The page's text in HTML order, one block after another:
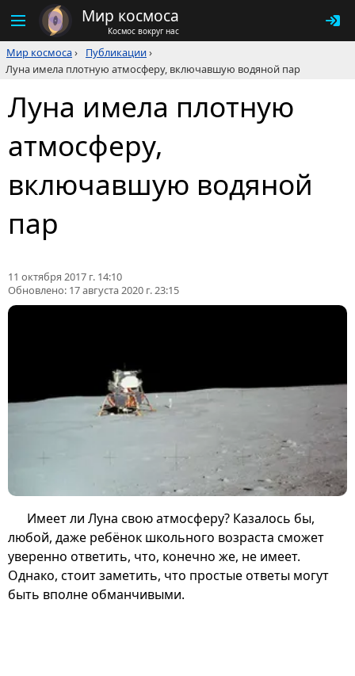
Мир космоса
Космос вокруг нас
Мир космоса› Публикации›
Луна имела плотную атмосферу, включавшую водяной пар
Луна имела плотную
атмосферу,
включавшую водяной
пар
11 октября 2017 г. 14:10
Обновлено: 17 августа 2020 г. 23:15
Имеет ли Луна свою атмосферу? Казалось бы,
любой, даже ребёнок школьного возраста сможет
уверенно ответить, что, конечно же, не имеет.
Однако, стоит заметить, что простые ответы могут
быть вполне обманчивыми.